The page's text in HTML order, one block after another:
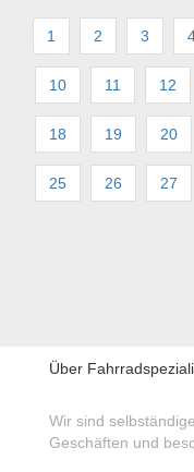
1 2 3
10 11 12
18 19 20
25 26 27
Über
Wir sind
Geschäften und